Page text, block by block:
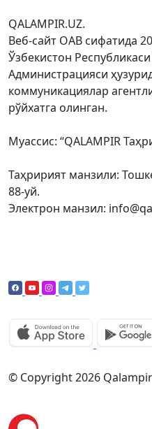
QALAMPIR.UZ.
Веб-сайт ОАВ сифатида
Ўзбекистон
Администрацияси
коммуникациялар
рўйхатга олинган.
Муассис: “QALAMPIR
Таҳририят манзили:
88-уй.
Электрон манзил:
© Copyright 2026